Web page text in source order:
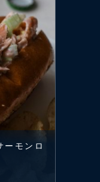
ーモンロ